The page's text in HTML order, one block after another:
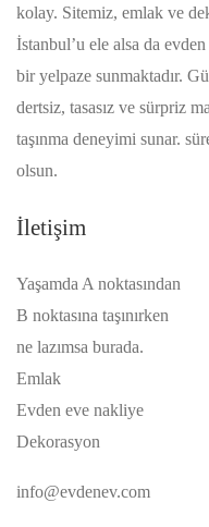
kolay. Sitemiz, emlak ve
İstanbul’u ele alsa da
bir yelpaze sunmaktadır.
dertsiz, tasasız ve sürpriz
taşınma deneyimi sunar.
olsun.
İletişim
Yaşamda A noktasından
B noktasına taşınırken
ne lazımsa burada.
Emlak
Evden eve nakliye
Dekorasyon
info@evdenev.com